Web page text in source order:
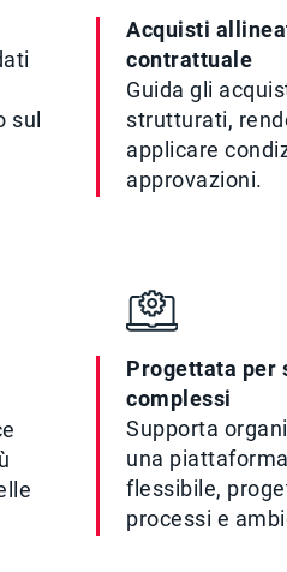
sul
Acquisti
contrattuale
Guida gli
strutturati,
applicare
approvazioni.
Progettata per
complessi
Supporta
una
flessibile,
processi e